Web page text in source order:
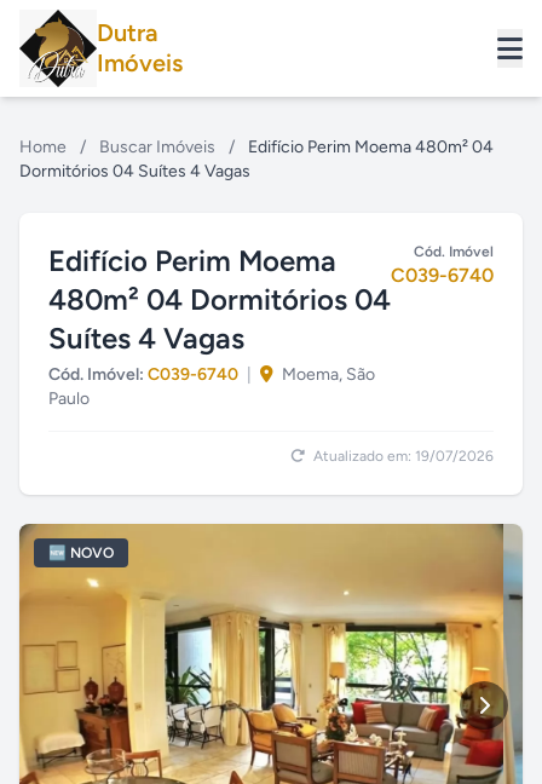
Dutra
Imóveis
Home / Buscar Imóveis /
Edifício Perim Moema 480m² 04
Dormitórios 04 Suítes 4 Vagas
Edifício Perim Moema
480m² 04 Dormitórios 04
Suítes 4 Vagas
Cód. Imóvel: C039-6740
Moema, São
Paulo
Cód. Imóvel
C039-6740
Atualizado em: 19/07/2026
🆕 NOVO